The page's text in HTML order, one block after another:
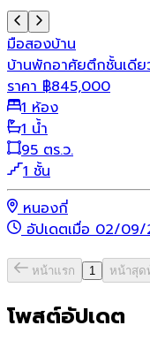
มือสองบ้าน
บ้านพักอาศัยตึกชั้นเดีย
ราคา ฿845,000
1 ห้อง
1 น้ำ
95 ตร.ว.
1 ชั้น
หนองกี่
อัปเดตเมื่อ 02/
หน้าแรก 1 หน้าสุด
โพสต์อัปเดต